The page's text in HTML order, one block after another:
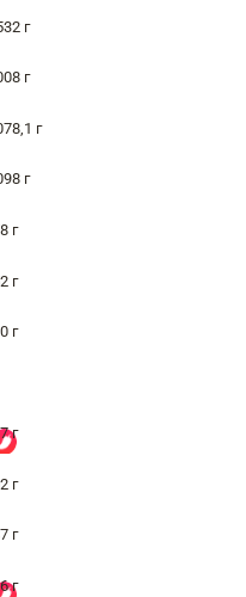
г
г
г
г
г
г
г
г
г
г
г